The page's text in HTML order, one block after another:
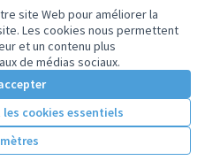
site Web pour améliorer la
Les cookies nous permettent
et un contenu plus
de médias sociaux.
cookies essentiels